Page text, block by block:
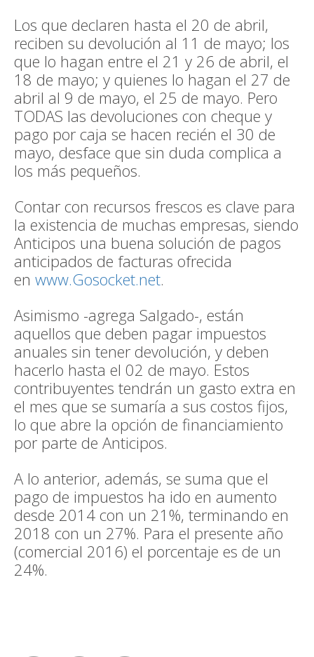
Los que declaren hasta el 20 de abril,
reciben su devolución al 11 de mayo; los
que lo hagan entre el 21 y 26 de abril, el
18 de mayo; y quienes lo hagan el 27 de
abril al 9 de mayo, el 25 de mayo. Pero
TODAS las devoluciones con cheque y
pago por caja se hacen recién el 30 de
mayo, desface que sin duda complica a
los más pequeños.
Contar con recursos frescos es clave para
la existencia de muchas empresas, siendo
Anticipos una buena solución de pagos
anticipados de facturas ofrecida
en www.Gosocket.net.
Asimismo -agrega Salgado-, están
aquellos que deben pagar impuestos
anuales sin tener devolución, y deben
hacerlo hasta el 02 de mayo. Estos
contribuyentes tendrán un gasto extra en
el mes que se sumaría a sus costos fijos,
lo que abre la opción de financiamiento
por parte de Anticipos.
A lo anterior, además, se suma que el
pago de impuestos ha ido en aumento
desde 2014 con un 21%, terminando en
2018 con un 27%. Para el presente año
(comercial 2016) el porcentaje es de un
24%.